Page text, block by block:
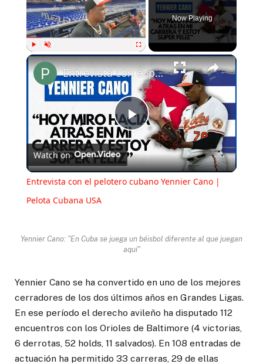
Play Unmute Fullscreen
Now Playing
Play
Video
Entrevista con el pelotero cubano Yennier Cano | Pelota Cubana USA
Watch on
Entrevista con el pelotero cubano Yennier Cano |
Pelota Cubana USA
Yennier Cano: "En Cuba se juega un béisbol diferente al que juegan
aquí"
Yennier Cano se ha convertido en uno de los mejores
cerradores de los dos últimos años en Grandes Ligas.
En ese período el derecho avileño ha disputado 112
encuentros con los Orioles de Baltimore (4 victorias,
6 derrotas, 52 holds, 11 salvados). En 108 entradas de
actuación ha permitido 33 carreras, 29 de ellas